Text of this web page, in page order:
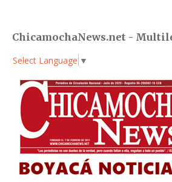
ChicamochaNews.net -
Select Language ▼